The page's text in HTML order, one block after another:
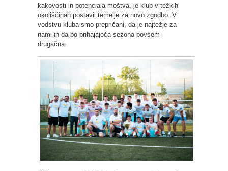
kakovosti in potenciala moštva, je klub v težkih
okoliščinah postavil temelje za novo zgodbo. V
vodstvu kluba smo prepričani, da je najtežje za
nami in da bo prihajajoča sezona povsem
drugačna.